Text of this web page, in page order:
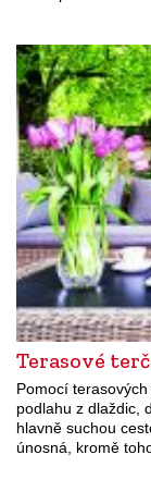
Terasové
Pomocí
podlahu z dlaždic,
hlavně suchou
únosná, kromě